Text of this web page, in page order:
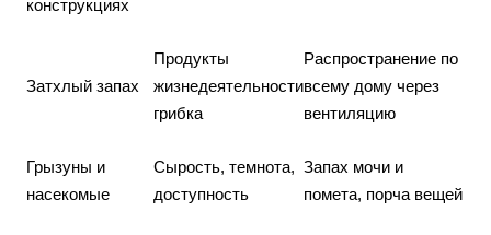
конструкциях
Затхлый запах
Продукты
жизнедеятельности
грибка
Распространение по
всему дому через
вентиляцию
Грызуны и
насекомые
Сырость, темнота,
доступность
Запах мочи и
помета, порча вещей